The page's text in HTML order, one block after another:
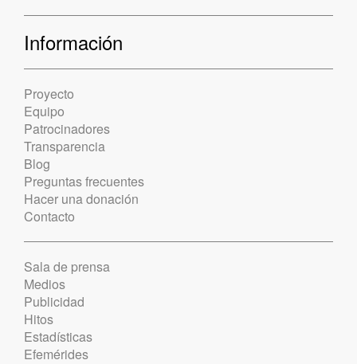
Información
Proyecto
Equipo
Patrocinadores
Transparencia
Blog
Preguntas frecuentes
Hacer una donación
Contacto
Sala de prensa
Medios
Publicidad
Hitos
Estadísticas
Efemérides